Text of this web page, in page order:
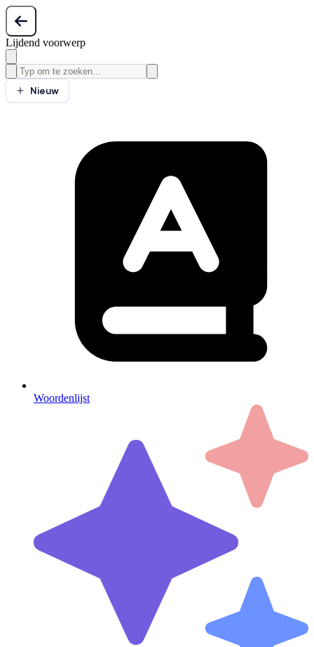
Lijdend voorwerp
Nieuw
Woordenlijst